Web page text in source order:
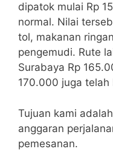
dipatok mulai Rp
normal. Nilai
tol, makanan
pengemudi. Rute
Surabaya Rp
170.000 juga telah
Tujuan kami
anggaran
pemesanan.